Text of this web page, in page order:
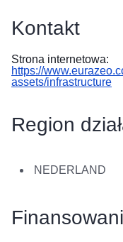
Kontakt
Strona internetowa:
https://
assets/infrastructure
Region
NEDERLAND